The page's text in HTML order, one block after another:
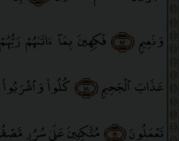
وَنَعِيمٍۢ ﴿١٧﴾ فَٰكِهِينَ بِمَآ ءَاتَىٰهُمْ
عَذَابَ ٱلْجَحِيمِ ﴿١٨﴾ كُلُوا۟ وَٱشْرَبُوا۟
تَعْمَلُونَ ﴿١٩﴾ مُتَّكِـِٔينَ عَلَىٰ سُرُرٍۢ